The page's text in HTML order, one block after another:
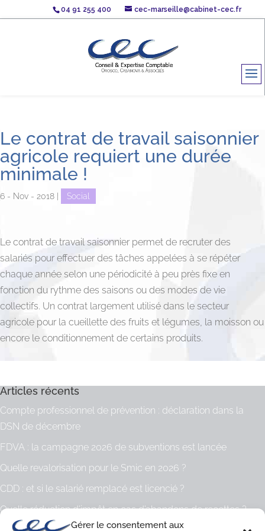
Gérer le consentement aux
04 91 255 400 cec-marseille@cabinet-cec.fr
Le contrat de travail saisonnier
agricole requiert une durée
minimale !
6 - Nov - 2018 Social
Le contrat de travail saisonnier permet de recruter des
salariés pour effectuer des tâches appelées à se répéter
chaque année selon une périodicité à peu près fixe en
fonction du rythme des saisons ou des modes de vie
collectifs. Un contrat largement utilisé dans le secteur
agricole pour la cueillette des fruits et légumes, la moisson ou
encore le conditionnement de certains produits.
Articles récents
Compte professionnel de prévention : déclaration dans la
DSN de décembre
FDVA : la campagne 2026 de subventions est lancée
Quelle revalorisation pour le Smic en 2026 ?
CDD : et si le salarié remplacé est licencié ?
Quelle réduction d’impôt en cas d’abandons de recettes ?